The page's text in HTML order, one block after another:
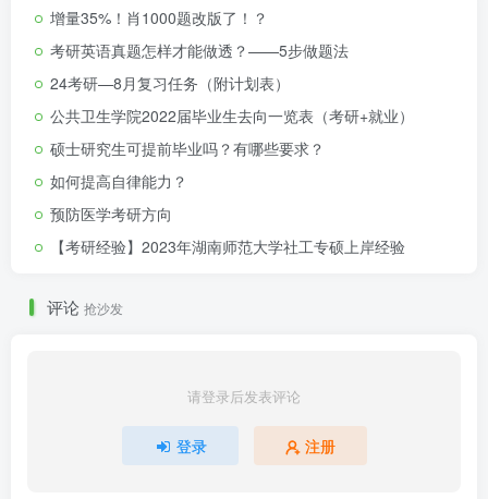
增量35%！肖1000题改版了！？
考研英语真题怎样才能做透？——5步做题法
24考研—8月复习任务（附计划表）
公共卫生学院2022届毕业生去向一览表（考研+就业）
硕士研究生可提前毕业吗？有哪些要求？
如何提高自律能力？
预防医学考研方向
【考研经验】2023年湖南师范大学社工专硕上岸经验
评论 抢沙发
请登录后发表评论
登录 注册